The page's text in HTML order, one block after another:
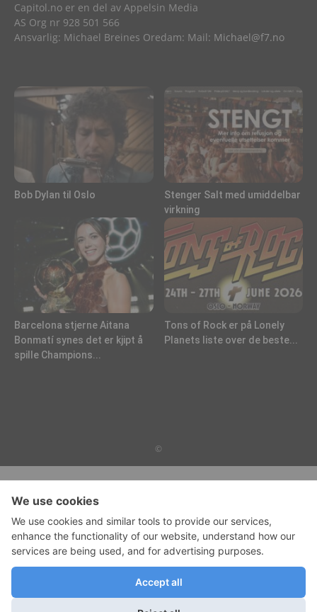
Capitol.no er en del av Appelsin Media
AS Org nr 928 501 566
Ansvarlig: Michael Breines Oredam: Mail: Michael@f7.no
Bob Dylan til Oslo
Stenger Salt med umiddelbar
virkning
Barcelona stjerne Aitana
Bonmatí synes det er kjipt å
spille Champions...
Tons of Rock er på Lonely
Planets liste over de beste...
©